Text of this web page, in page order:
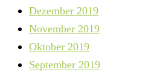
Dezember 2019
November 2019
Oktober 2019
September 2019